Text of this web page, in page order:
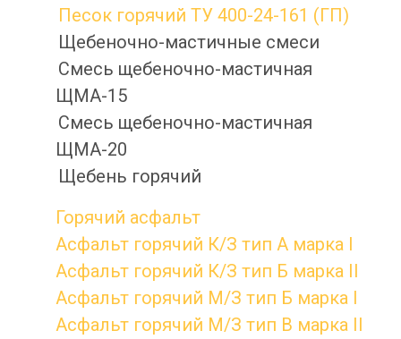
Песок горячий ТУ 400-24-161 (ГП)
Щебеночно-мастичные смеси
Смесь щебеночно-мастичная
ЩМА-15
Смесь щебеночно-мастичная
ЩМА-20
Щебень горячий
Горячий асфальт
Асфальт горячий К/З тип А марка I
Асфальт горячий К/З тип Б марка II
Асфальт горячий М/З тип Б марка I
Асфальт горячий М/З тип В марка II